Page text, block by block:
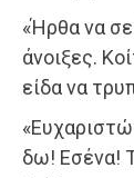
«Ήρθα να
άνοιξες.
είδα να
δω! Εσένα!